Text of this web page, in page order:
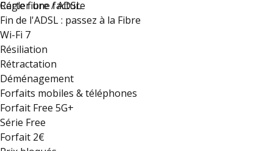
Régler une facture
Carte fibre / ADSL
Fin de l'ADSL : passez à la Fibre
Wi-Fi 7
Résiliation
Rétractation
Déménagement
Forfaits mobiles & téléphones
Forfait Free 5G+
Série Free
Forfait 2€